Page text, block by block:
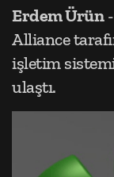
Erdem Ürün-
Alliance
işletim
ulaştı.